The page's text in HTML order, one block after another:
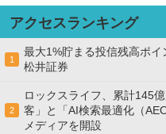
アクセスランキング
1
最大1%貯まる投信残高ポ
松井証券
2
ロックスライフ、累計145
客」と「AI検索最適化（
メディアを開設